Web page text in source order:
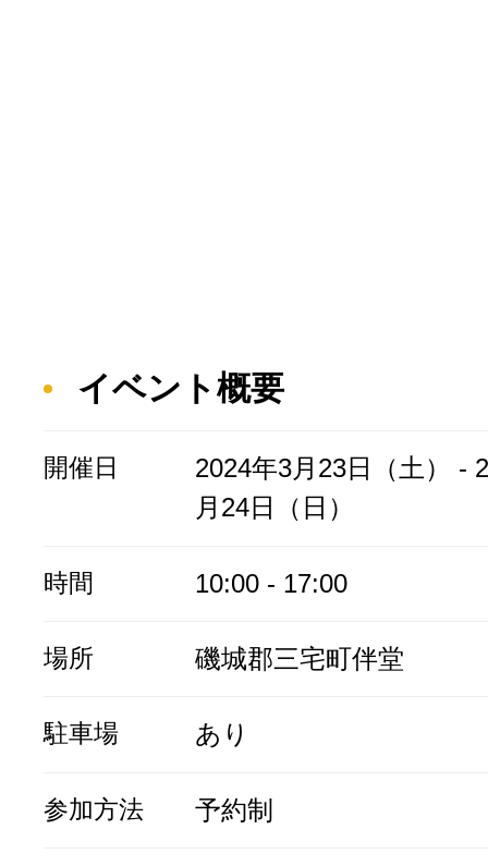
イベント概要
開催日
2024年3月23日（土） -
月24日（日）
時間 10:00 - 17:00
場所 磯城郡三宅町伴堂
駐車場 あり
参加方法 予約制